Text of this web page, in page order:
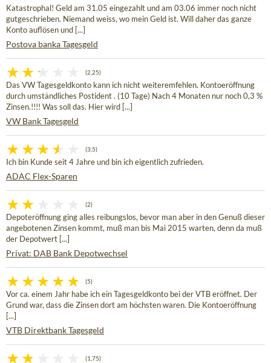
Katastrophal! Geld am 31.05 eingezahlt und am 03.06 immer noch nicht
gutgeschrieben. Niemand weiss, wo mein Geld ist. Will daher das ganze
Konto auflösen und [...]
Postova banka Tagesgeld
(2,25)
Das VW Tagesgeldkonto kann ich nicht weiteremfehlen. Kontoeröffnung
durch umständliches Postident . (10 Tage) Nach 4 Monaten nur noch 0,3 %
Zinsen.!!!! Was soll das. Hier wird [...]
VW Bank Tagesgeld
(3,5)
Ich bin Kunde seit 4 Jahre und bin ich eigentlich zufrieden.
ADAC Flex-Sparen
(2)
Depoteröffnung ging alles reibungslos, bevor man aber in den Genuß dieser
angebotenen Zinsen kommt, muß man bis Mai 2015 warten, denn da muß
der Depotwert [...]
Privat: DAB Bank Depotwechsel
(5)
Vor ca. einem Jahr habe ich ein Tagesgeldkonto bei der VTB eröffnet. Der
Grund war, dass die Zinsen dort am höchsten waren. Die Kontoeröffnung
[...]
VTB Direktbank Tagesgeld
(1,75)